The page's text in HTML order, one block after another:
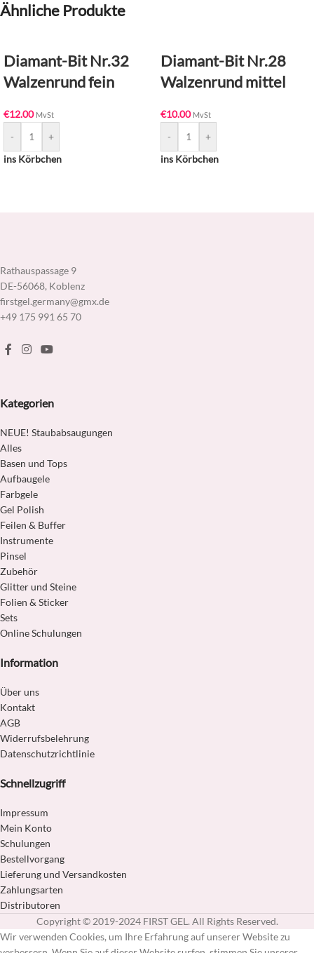
Ähnliche Produkte
Diamant-Bit Nr.32
Walzenrund fein
€12.00 MvSt
-
+
ins Körbchen
Diamant-Bit Nr.28
Walzenrund mittel
€10.00 MvSt
-
+
ins Körbchen
Rathauspassage 9
DE-56068, Koblenz
firstgel.germany@gmx.de
+49 175 991 65 70
Kategorien
NEUE! Staubabsaugungen
Alles
Basen und Tops
Aufbaugele
Farbgele
Gel Polish
Feilen & Buffer
Instrumente
Pinsel
Zubehör
Glitter und Steine
Folien & Sticker
Sets
Online Schulungen
Information
Über uns
Kontakt
AGB
Widerrufsbelehrung
Datenschutzrichtlinie
Schnellzugriff
Impressum
Mein Konto
Schulungen
Bestellvorgang
Lieferung und Versandkosten
Zahlungsarten
Distributoren
Copyright © 2019-2024 FIRST GEL. All Rights Reserved.
Wir verwenden Cookies, um Ihre Erfahrung auf unserer Website zu